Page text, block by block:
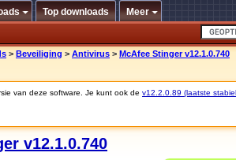
Top downloads Meer
> Beveiliging > Antivirus > McAfee Stinger v12.1.0.740
van deze software. Je kunt ook de v12.2.0.89 (laatste
v12.1.0.740